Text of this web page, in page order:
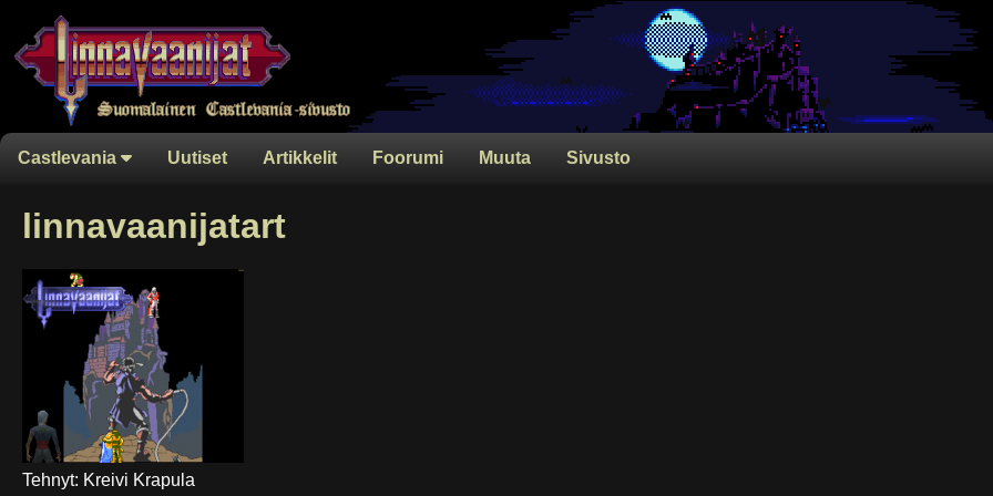
Castlevania Uutiset Artikkelit Foorumi Muuta Sivusto
linnavaanijatart
Tehnyt: Kreivi Krapula